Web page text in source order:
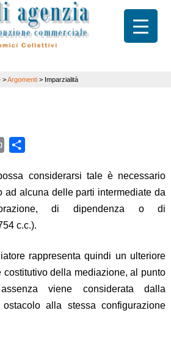
>Argomenti > Imparzialità
Print
considerarsi tale è necessario
ad alcuna delle parti intermediate da
di dipendenza o di
c.c.).
rappresenta quindi un ulteriore
della mediazione, al punto
viene considerata dalla
alla stessa configurazione